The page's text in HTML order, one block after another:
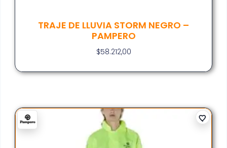
TRAJE DE LLUVIA STORM NEGRO –
PAMPERO
$58.212,00